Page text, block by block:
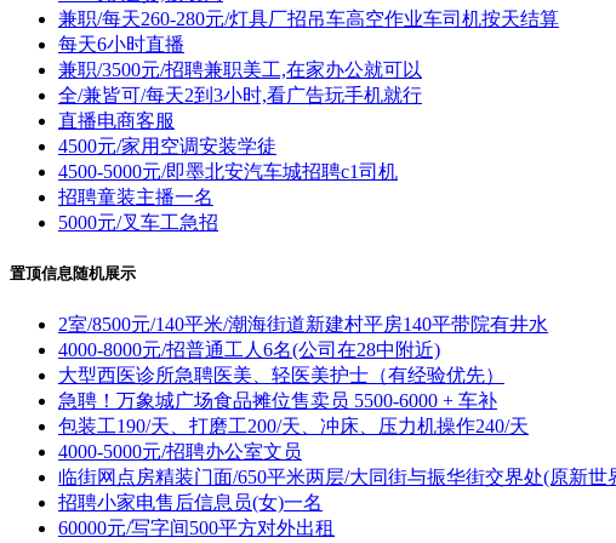
兼职/每天260-280元/灯具厂招吊车高空作业车司机按天结算
每天6小时直播
兼职/3500元/招聘兼职美工,在家办公就可以
全/兼皆可/每天2到3小时,看广告玩手机就行
直播电商客服
4500元/家用空调安装学徒
4500-5000元/即墨北安汽车城招聘c1司机
招聘童装主播一名
5000元/叉车工急招
置顶信息随机展示
2室/8500元/140平米/潮海街道新建村平房140平带院有井水
4000-8000元/招普通工人6名(公司在28中附近)
大型西医诊所急聘医美、轻医美护士（有经验优先）
急聘！万象城广场食品摊位售卖员 5500-6000 + 车补
包装工190/天、打磨工200/天、冲床、压力机操作240/天
4000-5000元/招聘办公室文员
临街网点房精装门面/650平米两层/大同街与振华街交界处(原新世
招聘小家电售后信息员(女)一名
60000元/写字间500平方对外出租